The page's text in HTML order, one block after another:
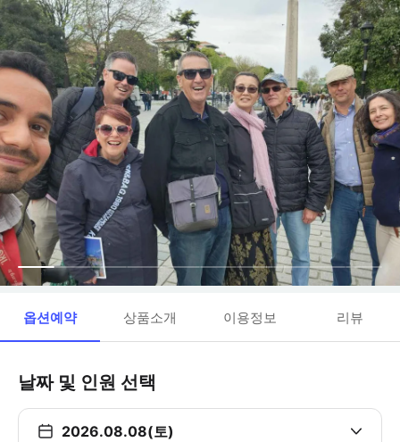
옵션예약 상품소개 이용정보 리뷰
날짜 및 인원 선택
2026.08.08(토)